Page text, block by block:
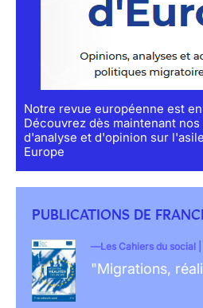
Notre revue européenne est
Découvrez dès maintenant
d'analyse et d'opinion sur
Europe
PUBLICATIONS DE
Les Cahiers du social |
"Migrations,